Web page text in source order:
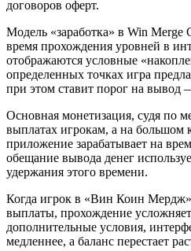
договоров оферт.
Модель «заработка» в Win Merge
время прохождения уровней в
отображаются условные
определенных точках игра
при этом ставит порог на
Основная монетизация, судя по
выплатах игрокам, а на большом
приложение зарабатывает на
обещание вывода денег
удержания этого времени.
Когда игрок в «Вин Коин
выплаты, прохождение
дополнительные условия,
медленнее, а баланс перестает